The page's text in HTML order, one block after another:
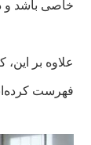
خاصی باشد و
علاوه بر
فهرست